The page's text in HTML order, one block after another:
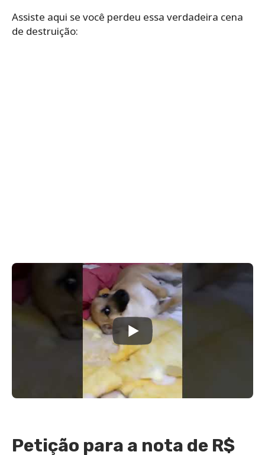
Assiste aqui se você perdeu essa verdadeira cena
de destruição:
Petição para a nota de R$